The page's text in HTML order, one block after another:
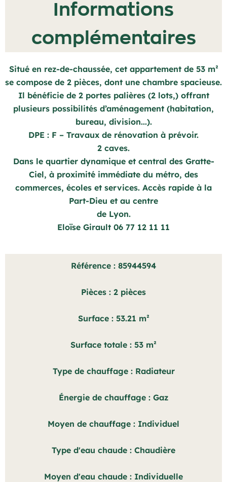
Informations
complémentaires
Situé en rez-de-chaussée, cet appartement de 53 m²
se compose de 2 pièces, dont une chambre spacieuse.
Il bénéficie de 2 portes palières (2 lots,) offrant
plusieurs possibilités d’aménagement (habitation,
bureau, division...).
DPE : F – Travaux de rénovation à prévoir.
2 caves.
Dans le quartier dynamique et central des Gratte-
Ciel, à proximité immédiate du métro, des
commerces, écoles et services. Accès rapide à la
Part-Dieu et au centre
de Lyon.
Eloïse Girault 06 77 12 11 11
Référence 85944594
Pièces 2 pièces
Surface 53.21 m²
Surface totale 53 m²
Type de chauffage Radiateur
Énergie de chauffage Gaz
Moyen de chauffage Individuel
Type d'eau chaude Chaudière
Moyen d'eau chaude Individuelle